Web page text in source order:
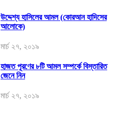
উদ্দেশ্য হাসিলের আমল (কোরআন হাদিসের
আলোকে)
মার্চ ২৭, ২০১৯
হাজত পূরণের ৮টি আমল সম্পর্কে বিস্তারিত
জেনে নিন
মার্চ ২৭, ২০১৯